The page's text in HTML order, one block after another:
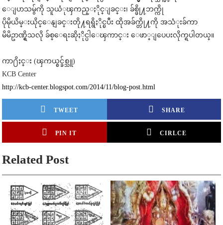
ေျပာသမွ်ကို သူယံုၾကည္ႏိုင္ျခင္း၊ ခ်စ္ဖို႔ဘက္ကို
ပိုမိုယိမ္းယိုင္ေနျခင္းတို႔ရရွိႏိုင္ၿပီး ထိုအခ်က္တို႔ကို အသံုးခ်ကာ
မိမိဥာဏ္ရွိသလို ခ်စ္ေရးဆိုႏိုင္ပါေၾကာင္း ေဖာ္ျပေပးလိုက္ရပါတယ္။
ကာ႐ိႈင္း (ၾကယ္စင္ခ်စ္သူ)
KCB Center
http://kcb-center.blogspot.com/2014/11/blog-post.html
TWEET SHARE
PIN IT CIRLCE
Related Post